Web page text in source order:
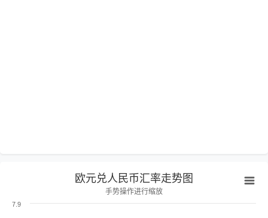
欧元兑人民币汇率走势图
手势操作进行缩放
7.9